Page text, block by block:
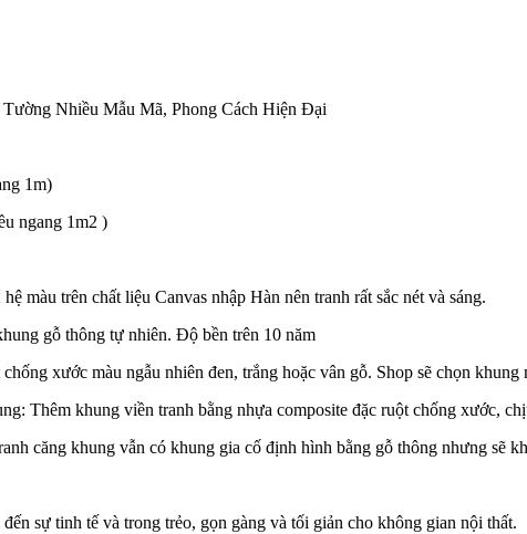
Tường Nhiều Mẫu Mã, Phong Cách Hiện Đại
1m)
ngang 1m2 )
màu trên chất liệu Canvas nhập Hàn nên tranh rất sắc nét và sáng.
gỗ thông tự nhiên. Độ bền trên 10 năm
xước màu ngẫu nhiên đen, trắng hoặc vân gỗ. Shop sẽ chọn khung
Thêm khung viền tranh bằng nhựa composite đặc ruột chống xước,
căng khung vẫn có khung gia cố định hình bằng gỗ thông nhưng sẽ
sự tinh tế và trong trẻo, gọn gàng và tối giản cho không gian nội thất.